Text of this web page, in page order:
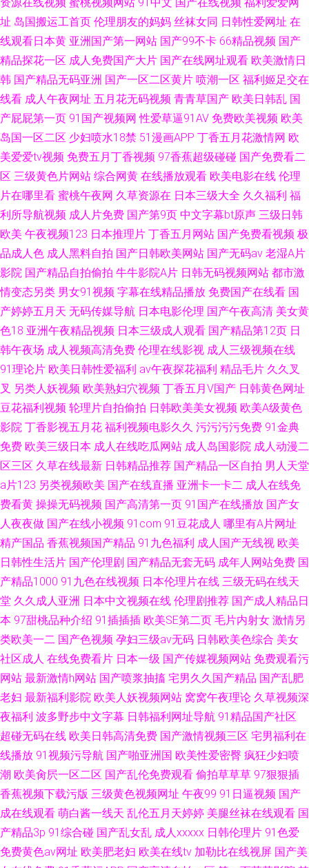
址 岛国搬运工首页 伦理朋友的妈妈 丝袜女同 日韩性爱网址 在
线观看日本黄 亚洲国产第一网站 国产99不卡 66精品视频 国产
精品探花一区 成人免费国产大片 国产在线网址观看 欧美激情日
韩 国产精品无码亚洲 国产一区二区黄片 喷潮一区 福利姬足交在
线看 成人午夜网址 五月花无码视频 青青草国产 欧美日韩乱 国
产屁屁第一页 91国产视频网 性爱草逼91AV 免费欧美视频 欧美
岛国一区二区 少妇喷水18禁 51漫画APP 丁香五月花激情网 欧
美爱爱tv视频 免费五月丁香视频 97香蕉超级碰碰 国产免费看二
区 三级黄色片网站 综合网黄 在线播放观看 欧美电影在线 伦理
片在哪里看 蜜桃午夜网 久草资源在 日本三级大全 久久福利 福
利所导航视频 成人片免费 国产第9页 中文字幕bt原声 三级日韩
欧美 午夜视频123 日本推理片 丁香五月网站 国产免费看视频 极
品成人色 成人黑料自拍 国产日韩欧美网站 国产无码av 老湿A片
影院 国产精品自拍偷拍 牛牛影院A片 日韩无码视频网站 都市激
情变态另类 男女91视频 字幕在线精品播放 免费国产在线看 国
产婷婷五月天 无码传媒导航 日本电影伦理 国产午夜高清 美女黄
色18 亚洲午夜精品视频 日本三级成人观看 国产精品第12页 日
韩午夜场 成人视频高清免费 伦理在线影视 成人三级视频在线
91理论片 欧美日韩性爱福利 av午夜探花福利 精品毛片 久久叉
叉 另类人妖视频 欧美熟妇穴视频 丁香五月V国产 日韩黄色网址
豆花福利视频 轮理片自拍偷拍 日韩欧美美女视频 欧美A级黄色
影院 丁香影视五月花 福利视频电影久久 污污污污免费 91金典
免费 欧美三级日本 成人在线吃瓜网站 成人岛国影院 成人动漫二
区三区 久草在线最新 日韩精品推荐 国产精品一区自拍 男人天堂
a片123 另类视频欧美 国产在线直播 亚洲卡一卡二 成人在线免
费看黄 操操无码视频 国产高清第一页 91国产在线播放 国产女
人夜夜做 国产在线小视频 91com 91豆花成人 哪里有A片网址
精产国品 香蕉视频国产精品 91九色福利 成人国产无线视 欧美
日韩性生活片 国产伦理剧 国产精品无套无码 成年人网站免费 国
产精品1000 91九色在线视频 日本伦理片在线 三级无码在线天
堂 久久成人亚洲 日本中文视频在线 伦理剧推荐 国产成人精品日
本 97甜桃品种介绍 91插插插 欧美SE第二页 毛片内射女 激情另
类欧美一二 国产色视频 孕妇三级av无码 日韩欧美色综合 美女
社区成人 在线免费看片 日本一级 国产传媒视频网站 免费观看污
网站 最新激情h网站 国产喷浆抽搐 宅男久久国产精品 国产乱肥
老妇 最新福利影院 欧美人妖视频网站 窝窝午夜理论 久草视频深
夜福利 波多野步中文字幕 日韩福利网址导航 91精品国产社区
超碰无码在线 欧美日韩高清免费 国产激情视频三区 宅男福利在
线播放 91视频污导航 国产啪亚洲国 欧美性爱密臀 疯狂少妇喷
潮 欧美肏屄一区二区 国产乱伦免费观看 偷拍草草草 97狠狠插
香蕉视频下载污版 三级黄色视频网址 午夜99 91日逼视频 国产
成在线观看 萌白酱一线天 乱伦五月天婷婷 美腿丝袜在线观看 国
产精品3p 91综合碰 国产乱女乱 成人xxxxx 日韩伦理片 91色爱
免费黄色av网址 欧美肥老妇 欧美在线tv 加勒比在线视屏 国产美